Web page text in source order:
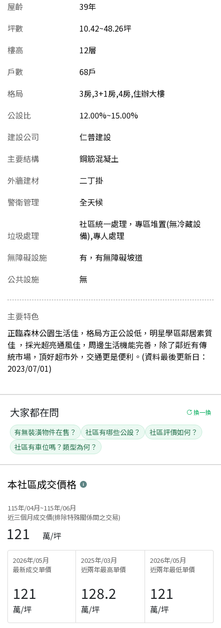
屋齡
39年
坪數
10.42~48.26坪
樓高
12層
戶數
68戶
格局
3房,3+1房,4房,住辦大樓
公設比
12.00%~15.00%
建設公司
仁普建設
主要結構
鋼筋混凝土
外牆建材
二丁掛
警衛管理
全天候
垃圾處理
社區統一處理，專區堆置(無冷藏設
備),專人處理
無障礙設施
有，有無障礙坡道
公共設施
無
主要特色
正臨森林公園生活佳，格局方正公設低，明星學區鄰居素質
佳 ，採光超亮通風佳，周邊生活機能完善，除了鄰近有傳
統市場，頂好超市外，交通更是便利。(資料最後更新日：
2023/07/01)
大家都在問 換一換
有無裝潢物件在售？ 社區有哪些公設？
社區評價如何？
社區有車位嗎？類型為何？
本社區成交價格
115年/04月~115年/06月
近三個月成交價(排除特殊關係間之交易)
121 萬/坪
2026年/05月
最新成交單價
121
萬/坪
2025年/03月
近兩年最高單價
128.2
萬/坪
2026年/05月
近兩年最低單價
121
萬/坪